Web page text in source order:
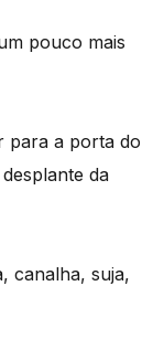
pouco mais
para a porta do
da
canalha, suja,